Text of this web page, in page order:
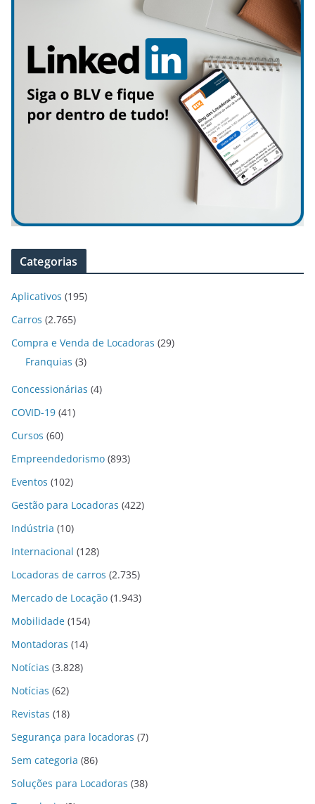
Categorias
Aplicativos (195)
Carros (2.765)
Compra e Venda de Locadoras (29)
Franquias (3)
Concessionárias (4)
COVID-19 (41)
Cursos (60)
Empreendedorismo (893)
Eventos (102)
Gestão para Locadoras (422)
Indústria (10)
Internacional (128)
Locadoras de carros (2.735)
Mercado de Locação (1.943)
Mobilidade (154)
Montadoras (14)
Notícias (3.828)
Notícias (62)
Revistas (18)
Segurança para locadoras (7)
Sem categoria (86)
Soluções para Locadoras (38)